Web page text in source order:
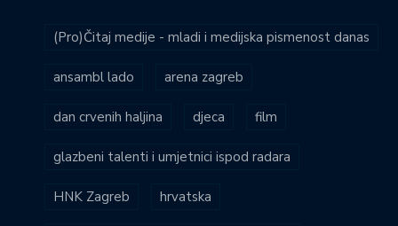
(Pro)Čitaj medije - mladi i medijska pismenost danas
ansambl lado arena zagreb
dan crvenih haljina djeca film
glazbeni talenti i umjetnici ispod radara
HNK Zagreb hrvatska